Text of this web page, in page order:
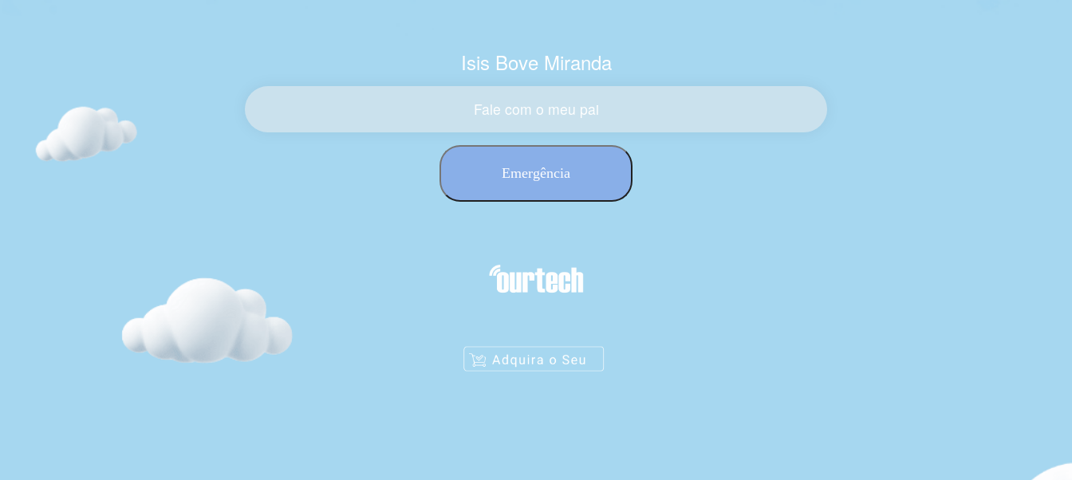
Isis Bove Miranda
Fale com o meu pai
Emergência